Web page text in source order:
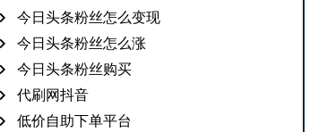
今日头条粉丝怎么变现
今日头条粉丝怎么涨
今日头条粉丝购买
代刷网抖音
低价自助下单平台